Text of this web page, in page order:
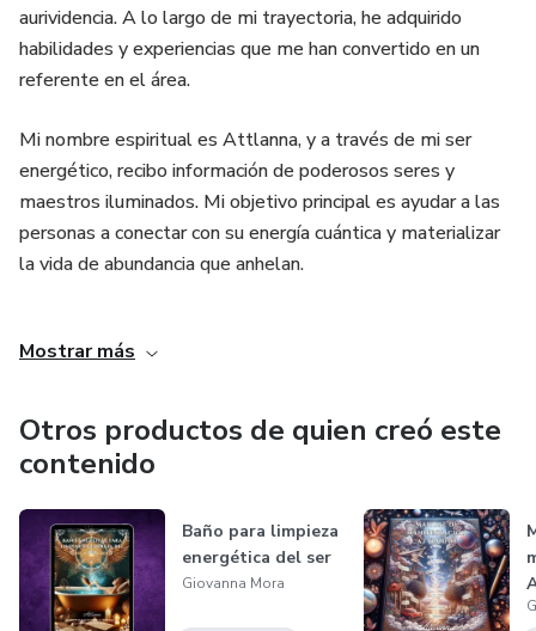
aurividencia. A lo largo de mi trayectoria, he adquirido
habilidades y experiencias que me han convertido en un
referente en el área.
Mi nombre espiritual es Attlanna, y a través de mi ser
energético, recibo información de poderosos seres y
maestros iluminados. Mi objetivo principal es ayudar a las
personas a conectar con su energía cuántica y materializar
la vida de abundancia que anhelan.
ha pasado a mis manos de generación en generación.
las dificultades que enfrentan en el amor y la incapacidad
de concretar una relación satisfactoria. Esta situación me ha
impulsado a compartir este ritual con el fin de ayudar a
aquellos que desean manifestar el amor en sus vidas.
Creo firmemente en que todos tenemos una luz interior, a
pesar de los desafíos y las emociones negativas que
Mostrar más
Otros productos de quien creó este
contenido
Baño para limpieza
energética del ser
Giovanna Mora